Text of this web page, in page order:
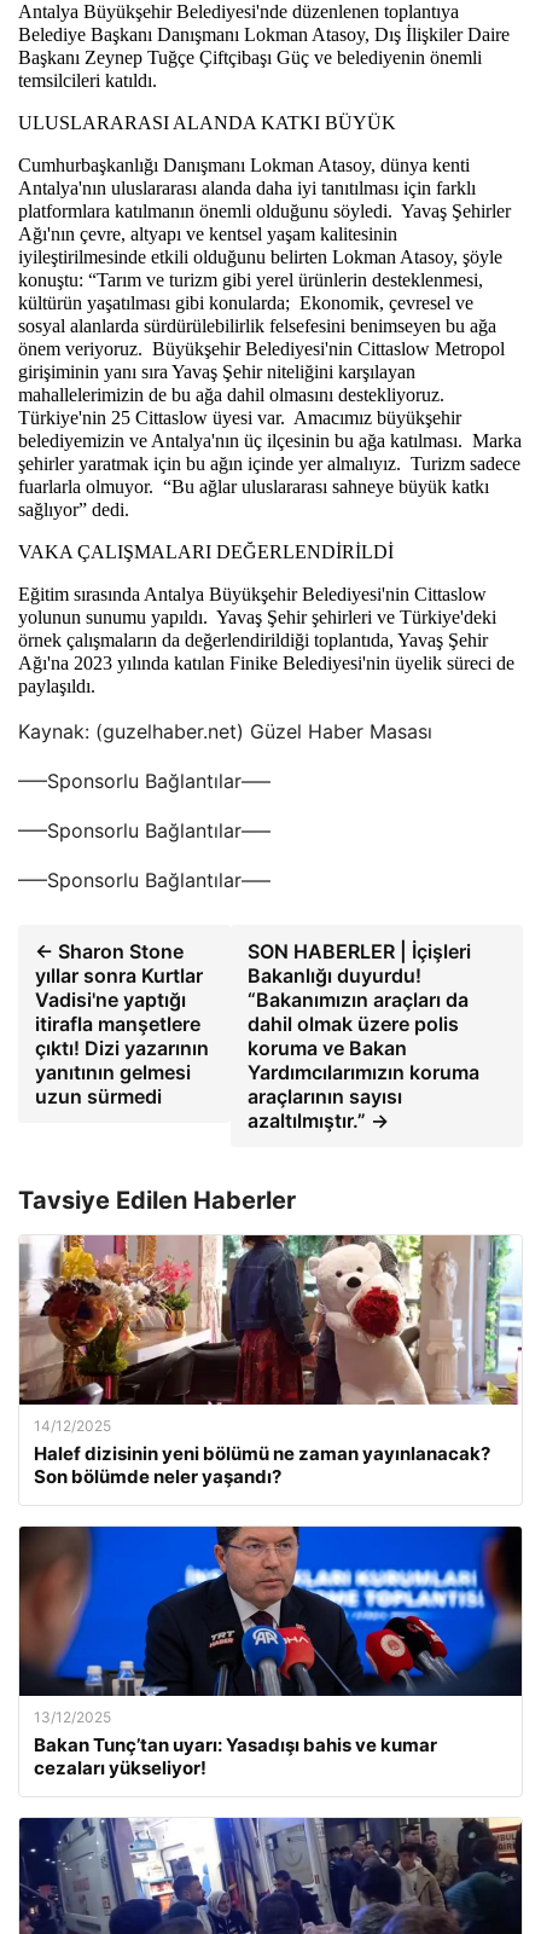
Antalya Büyükşehir Belediyesi'nde düzenlenen toplantıya
Belediye Başkanı Danışmanı Lokman Atasoy, Dış İlişkiler Daire
Başkanı Zeynep Tuğçe Çiftçibaşı Güç ve belediyenin önemli
temsilcileri katıldı.
ULUSLARARASI ALANDA KATKI BÜYÜK
Cumhurbaşkanlığı Danışmanı Lokman Atasoy, dünya kenti
Antalya'nın uluslararası alanda daha iyi tanıtılması için farklı
platformlara katılmanın önemli olduğunu söyledi.  Yavaş Şehirler
Ağı'nın çevre, altyapı ve kentsel yaşam kalitesinin
iyileştirilmesinde etkili olduğunu belirten Lokman Atasoy, şöyle
konuştu: “Tarım ve turizm gibi yerel ürünlerin desteklenmesi,
kültürün yaşatılması gibi konularda;  Ekonomik, çevresel ve
sosyal alanlarda sürdürülebilirlik felsefesini benimseyen bu ağa
önem veriyoruz.  Büyükşehir Belediyesi'nin Cittaslow Metropol
girişiminin yanı sıra Yavaş Şehir niteliğini karşılayan
mahallelerimizin de bu ağa dahil olmasını destekliyoruz.
Türkiye'nin 25 Cittaslow üyesi var.  Amacımız büyükşehir
belediyemizin ve Antalya'nın üç ilçesinin bu ağa katılması.  Marka
şehirler yaratmak için bu ağın içinde yer almalıyız.  Turizm sadece
fuarlarla olmuyor.  “Bu ağlar uluslararası sahneye büyük katkı
sağlıyor” dedi.
VAKA ÇALIŞMALARI DEĞERLENDİRİLDİ
Eğitim sırasında Antalya Büyükşehir Belediyesi'nin Cittaslow
yolunun sunumu yapıldı.  Yavaş Şehir şehirleri ve Türkiye'deki
örnek çalışmaların da değerlendirildiği toplantıda, Yavaş Şehir
Ağı'na 2023 yılında katılan Finike Belediyesi'nin üyelik süreci de
paylaşıldı.
Kaynak: (guzelhaber.net) Güzel Haber Masası
—–Sponsorlu Bağlantılar—–
—–Sponsorlu Bağlantılar—–
—–Sponsorlu Bağlantılar—–
← Sharon Stone
yıllar sonra Kurtlar
Vadisi'ne yaptığı
itirafla manşetlere
çıktı! Dizi yazarının
yanıtının gelmesi
uzun sürmedi
SON HABERLER | İçişleri
Bakanlığı duyurdu!
“Bakanımızın araçları da
dahil olmak üzere polis
koruma ve Bakan
Yardımcılarımızın koruma
araçlarının sayısı
azaltılmıştır.” →
Tavsiye Edilen Haberler
14/12/2025
Halef dizisinin yeni bölümü ne zaman yayınlanacak?
Son bölümde neler yaşandı?
13/12/2025
Bakan Tunç’tan uyarı: Yasadışı bahis ve kumar
cezaları yükseliyor!